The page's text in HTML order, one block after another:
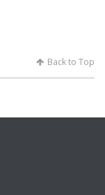
Back to Top